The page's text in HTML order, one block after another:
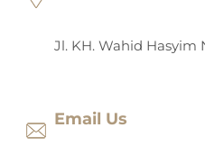
Jl. KH. Wahid Hasyim
Email Us